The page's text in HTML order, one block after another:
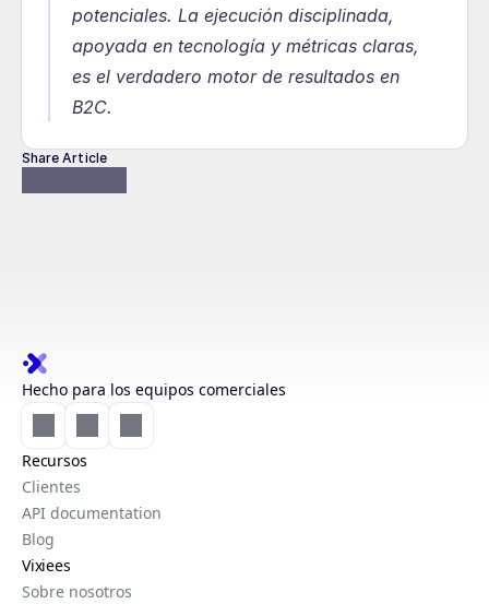
potenciales. La ejecución disciplinada,
apoyada en tecnología y métricas claras,
es el verdadero motor de resultados en
B2C.
Share Article
Hecho para los equipos comerciales
Recursos
Clientes
API documentation
Blog
Vixiees
Sobre nosotros